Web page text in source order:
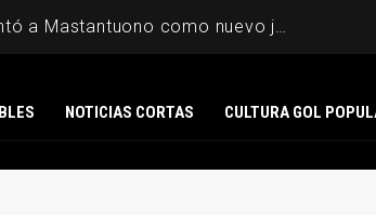
Fiorentina presentó a Mastantuono como nuevo jugador
NOTICIAS CORTAS CULTURA GOL